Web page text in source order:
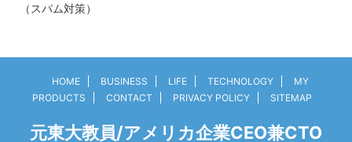
（スパム対策）
HOME BUSINESS LIFE TECHNOLOGY
MY
PRODUCTS
CONTACT PRIVACY POLICY SITEMAP
元東大教員/アメリカ企業CEO兼CTO